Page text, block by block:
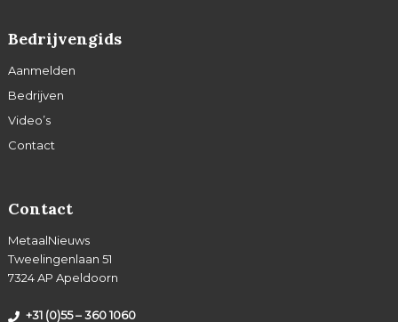
Bedrijvengids
Aanmelden
Bedrijven
Video’s
Contact
Contact
MetaalNieuws
Tweelingenlaan 51
7324 AP Apeldoorn
+31 (0)55 – 360 1060